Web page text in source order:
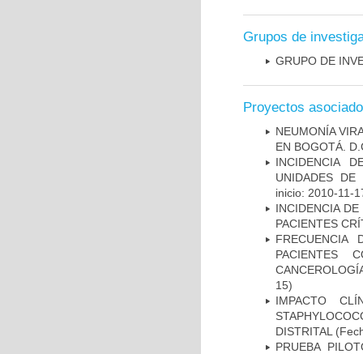
Grupos de
GRUPO DE
Proyectos
NEUMONÍA
EN BOGOTÁ.
INCIDENCIA
UNIDADES DE
inicio: 2010-11-
INCIDENCIA
PACIENTES
FRECUENCIA
PACIENTES
15)
IMPACTO
DISTRITAL
PRUEBA